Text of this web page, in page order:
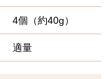
4個（約40g）
適量